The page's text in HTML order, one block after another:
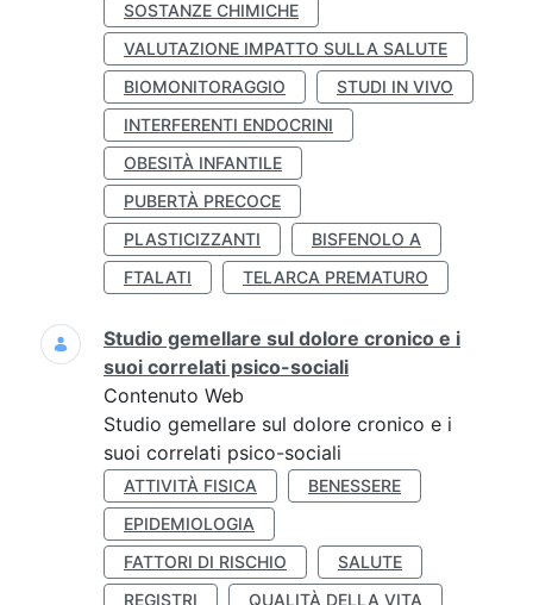
SOSTANZE CHIMICHE
VALUTAZIONE IMPATTO SULLA SALUTE
BIOMONITORAGGIO
STUDI IN VIVO
INTERFERENTI ENDOCRINI
OBESITÀ INFANTILE
PUBERTÀ PRECOCE
PLASTICIZZANTI
BISFENOLO A
FTALATI
TELARCA PREMATURO
Studio gemellare sul dolore cronico e i
suoi correlati psico-sociali
Contenuto Web
Studio gemellare sul dolore cronico e i
suoi correlati psico-sociali
ATTIVITÀ FISICA
BENESSERE
EPIDEMIOLOGIA
FATTORI DI RISCHIO
SALUTE
REGISTRI
QUALITÀ DELLA VITA